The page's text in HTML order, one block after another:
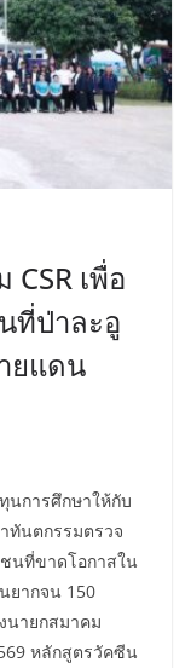
เพื่อ
ที่ป่าละอู
ยแดน
นการศึกษาให้กับ
ทันตกรรมตรวจ
นที่ขาดโอกาสใน
ยากจน 150
นายกสมาคม
หลักสูตรวัคซีน